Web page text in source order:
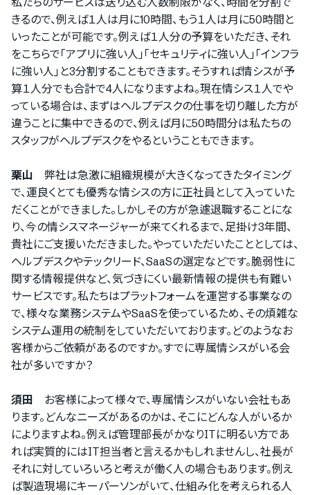
きるので、例えば１人は月に10時間、もう１人は月に50時間と
いったことが可能です。例えば１人分の予算をいただき、それ
をこちらで｢アプリに強い人｣｢セキュリティに強い人｣｢インフラ
に強い人｣と3分割することもできます。そうすれば情シスが予
算１人分でも合計で4人になりますよね。現在情シス１人でや
っている場合は、まずはヘルプデスクの仕事を切り離した方が
違うことに集中できるので、例えば月に50時間分は私たちの
スタッフがヘルプデスクをやるということもできます。
栗山 弊社は急激に組織規模が大きくなってきたタイミング
で、運良くとても優秀な情シスの方に正社員として入っていた
だくことができました。しかしその方が急遽退職することにな
り、今の情シスマネージャーが来てくれるまで、足掛け3年間、
貴社にご支援いただきました。やっていただいたこととしては、
ヘルプデスクやテックリード、SaaSの選定などです。脆弱性に
関する情報提供など、気づきにくい最新情報の提供も有難い
サービスです。私たちはプラットフォームを運営する事業なの
で、様々な業務システムやSaaSを使っているため、その煩雑な
システム運用の統制をしていただいております。どのようなお
客様からご依頼があるのですか。すでに専属情シスがいる会
社が多いですか？
須田 お客様によって様々で、専属情シスがいない会社もあ
ります。どんなニーズがあるのかは、そこにどんな人がいるか
によりますよね。例えば管理部長がかなりITに明るい方であ
れば実質的にはIT担当者と言えるかもしれませんし、社長が
それに対していろいろと考えが働く人の場合もあります。例え
ば製造現場にキーパーソンがいて、仕組み化を考えられる人